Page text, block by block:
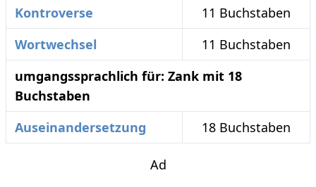
Kontroverse
11 Buchstaben
Wortwechsel
11 Buchstaben
umgangssprachlich für: Zank mit 18
Buchstaben
Auseinandersetzung
18 Buchstaben
Ad